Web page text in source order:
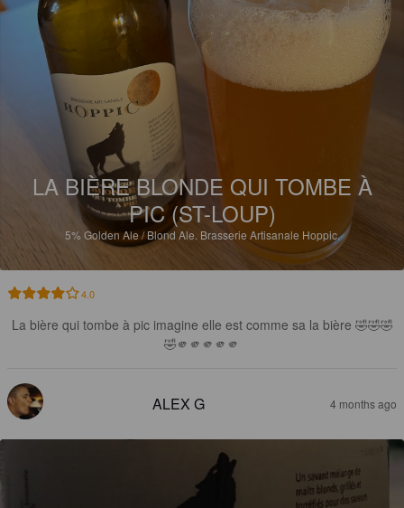
LA BIÈRE BLONDE QUI TOMBE À
PIC (ST-LOUP)
5%Golden Ale / Blond Ale. Brasserie Artisanale Hoppic.
4.0
La bière qui tombe à pic imagine elle est comme sa la bière 🤣🤣🤣
🤣🫵🫵🫵🫵🫵
ALEX G 4 months ago